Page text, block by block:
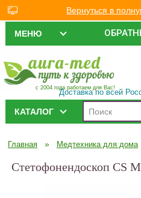
МЕНЮ
с 2004 года работаем для Вас!
Доставка по всей
КАТАЛОГ
Главная » Медтехника для дома
Стетофонендоскоп CS
Вернуться в